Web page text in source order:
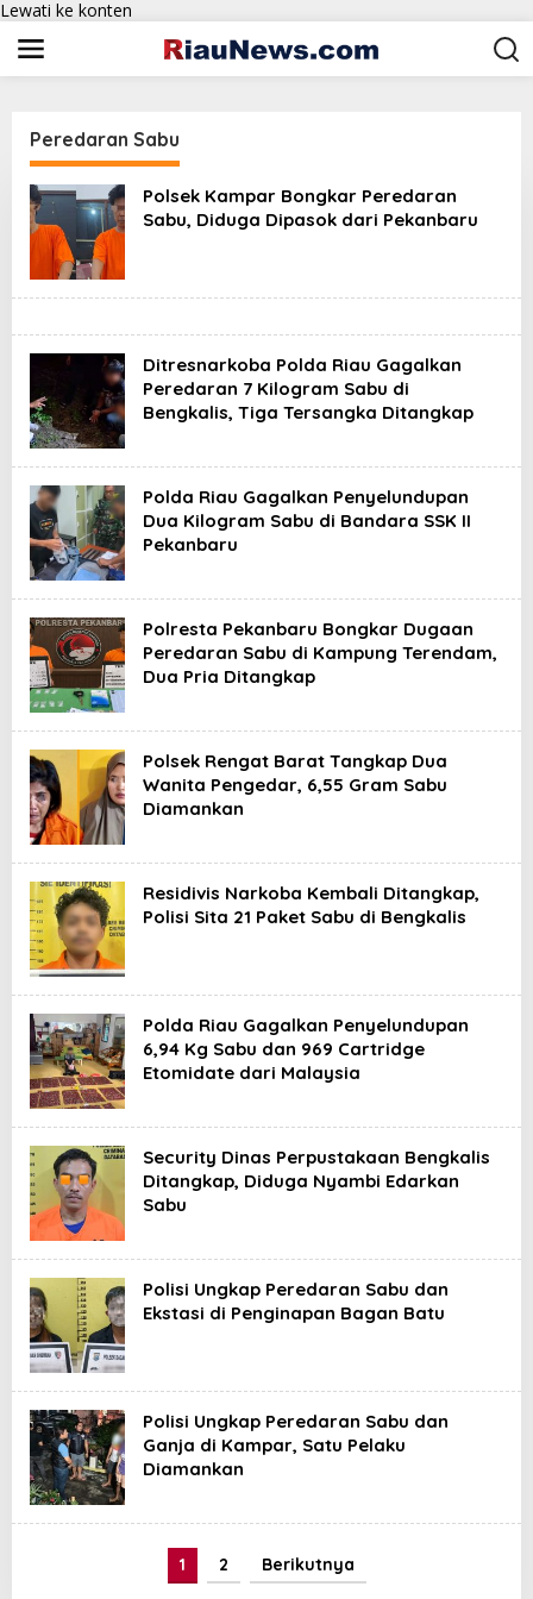
Lewati ke konten
Peredaran Sabu
Polsek Kampar Bongkar Peredaran
Sabu, Diduga Dipasok dari Pekanbaru
Ditresnarkoba Polda Riau Gagalkan
Peredaran 7 Kilogram Sabu di
Bengkalis, Tiga Tersangka Ditangkap
Polda Riau Gagalkan Penyelundupan
Dua Kilogram Sabu di Bandara SSK II
Pekanbaru
Polresta Pekanbaru Bongkar Dugaan
Peredaran Sabu di Kampung Terendam,
Dua Pria Ditangkap
Polsek Rengat Barat Tangkap Dua
Wanita Pengedar, 6,55 Gram Sabu
Diamankan
Residivis Narkoba Kembali Ditangkap,
Polisi Sita 21 Paket Sabu di Bengkalis
Polda Riau Gagalkan Penyelundupan
6,94 Kg Sabu dan 969 Cartridge
Etomidate dari Malaysia
Security Dinas Perpustakaan Bengkalis
Ditangkap, Diduga Nyambi Edarkan
Sabu
Polisi Ungkap Peredaran Sabu dan
Ekstasi di Penginapan Bagan Batu
Polisi Ungkap Peredaran Sabu dan
Ganja di Kampar, Satu Pelaku
Diamankan
1 2 Berikutnya